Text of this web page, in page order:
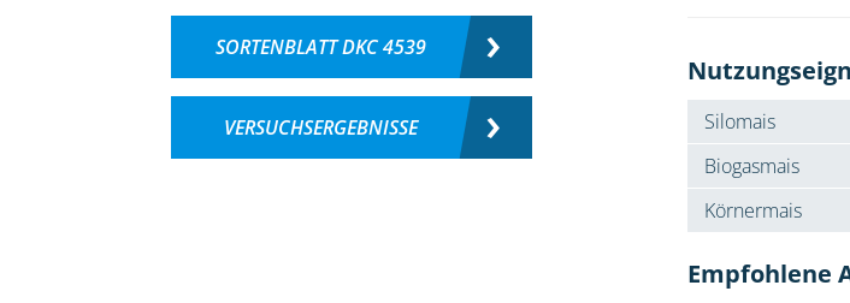
SORTENBLATT DKC 4539
VERSUCHSERGEBNISSE
Silomais
Biogasmais
Körnermais
Empfohlene